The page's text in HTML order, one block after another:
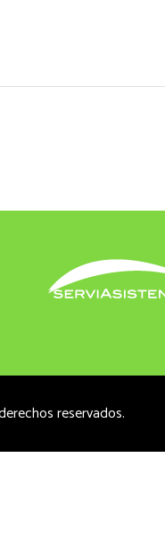
reservados.